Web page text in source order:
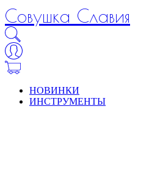
Совушка Славия
НОВИНКИ
ИНСТРУМЕНТЫ